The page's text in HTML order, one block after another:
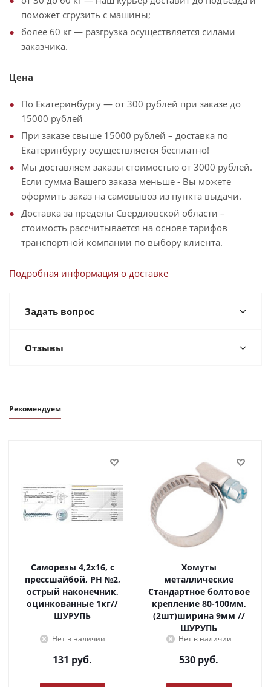
поможет сгрузить с машины;
более 60 кг — разгрузка осуществляется силами
заказчика.
Цена
По Екатеринбургу — от 300 рублей при заказе до
15000 рублей
При заказе свыше 15000 рублей – доставка по
Екатеринбургу осуществляется бесплатно!
Мы доставляем заказы стоимостью от 3000 рублей.
Если сумма Вашего заказа меньше - Вы можете
оформить заказ на самовывоз из пункта выдачи.
Доставка за пределы Свердловской области –
стоимость рассчитывается на основе тарифов
транспортной компании по выбору клиента.
Подробная информация о доставке
Задать вопрос
Отзывы
Рекомендуем
Саморезы 4,2х16, с
прессшайбой, PH №2,
острый наконечник,
оцинкованные 1кг//
ШУРУПЬ
Нет в наличии
131 руб.
Хомуты
металлические
Стандартное болтовое
крепление 80-100мм,
(2шт)ширина 9мм //
ШУРУПЬ
Нет в наличии
530 руб.